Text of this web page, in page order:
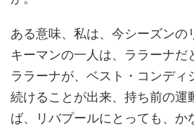
ある意味、私は、今シーズンの
キーマンの一人は、ララーナだ
ララーナが、ベスト・コンディ
続けることが出来、持ち前の運
ば、リバプールにとっても、か